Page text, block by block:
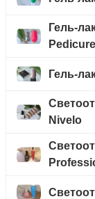
Гель-
Гель-
Nivelo